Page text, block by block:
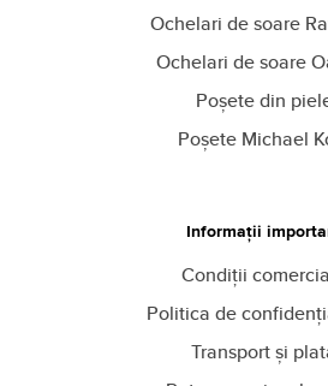
Ochelari de soare
Ochelari de soare
Poșete din
Poșete Michael
Informații
Condiții
Politica de
Transport și